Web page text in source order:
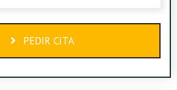
PEDIR CITA